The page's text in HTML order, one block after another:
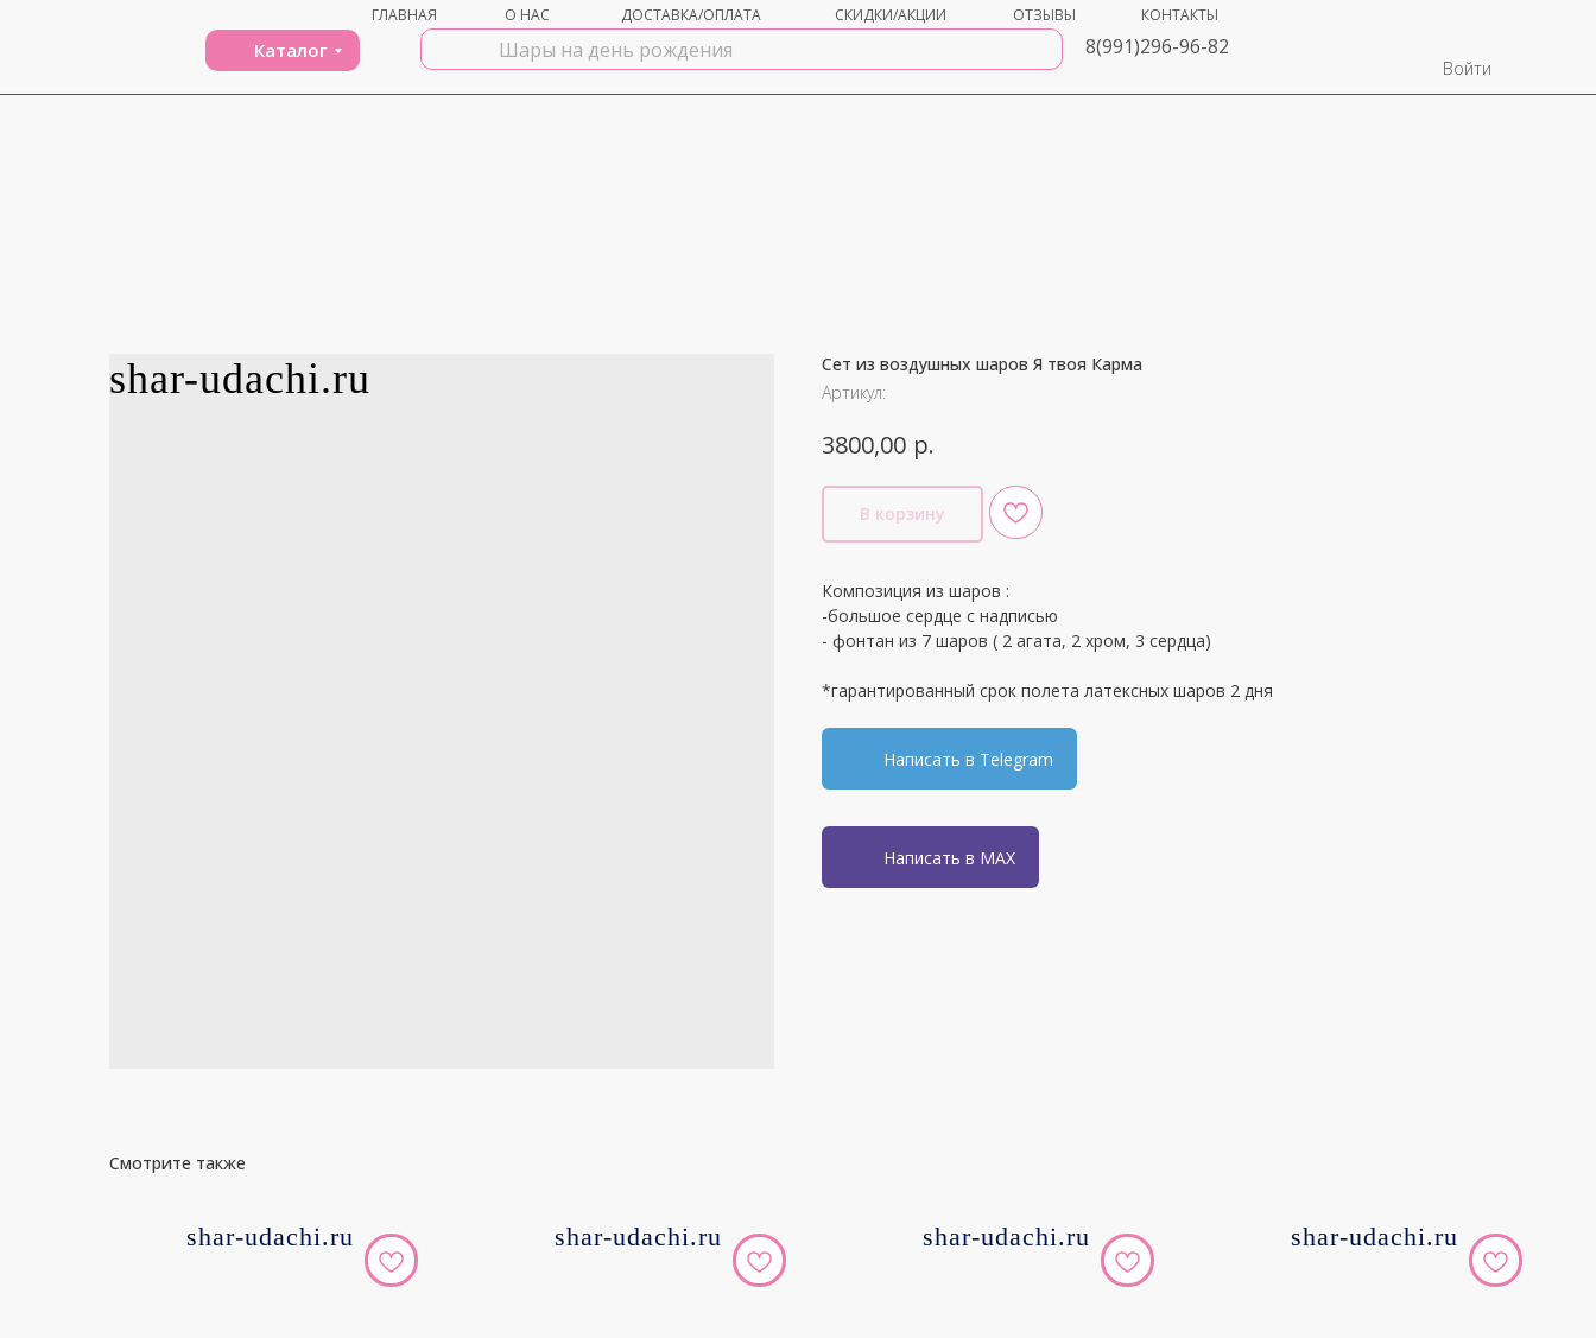
О НАС
ГЛАВНАЯ СКИДКИ/АКЦИИ
ДОСТАВКА/ОПЛАТА ОТЗЫВЫ КОНТАКТЫ
Каталог
Войти
8(991)296-96-82
shar-udachi.ru shar-udachi.ruСет из воздушных шаров Я твоя Карма
Артикул:
3800,00 р.
В корзину
Композиция из шаров :
-большое сердце с надписью
- фонтан из 7 шаров ( 2 агата, 2 хром, 3 сердца)
*гарантированный срок полета латексных шаров 2 дня
Написать в Telegram
Написать в MAX
Смотрите также
shar-udachi.ru shar-udachi.ru shar-udachi.ru shar-udachi.ru